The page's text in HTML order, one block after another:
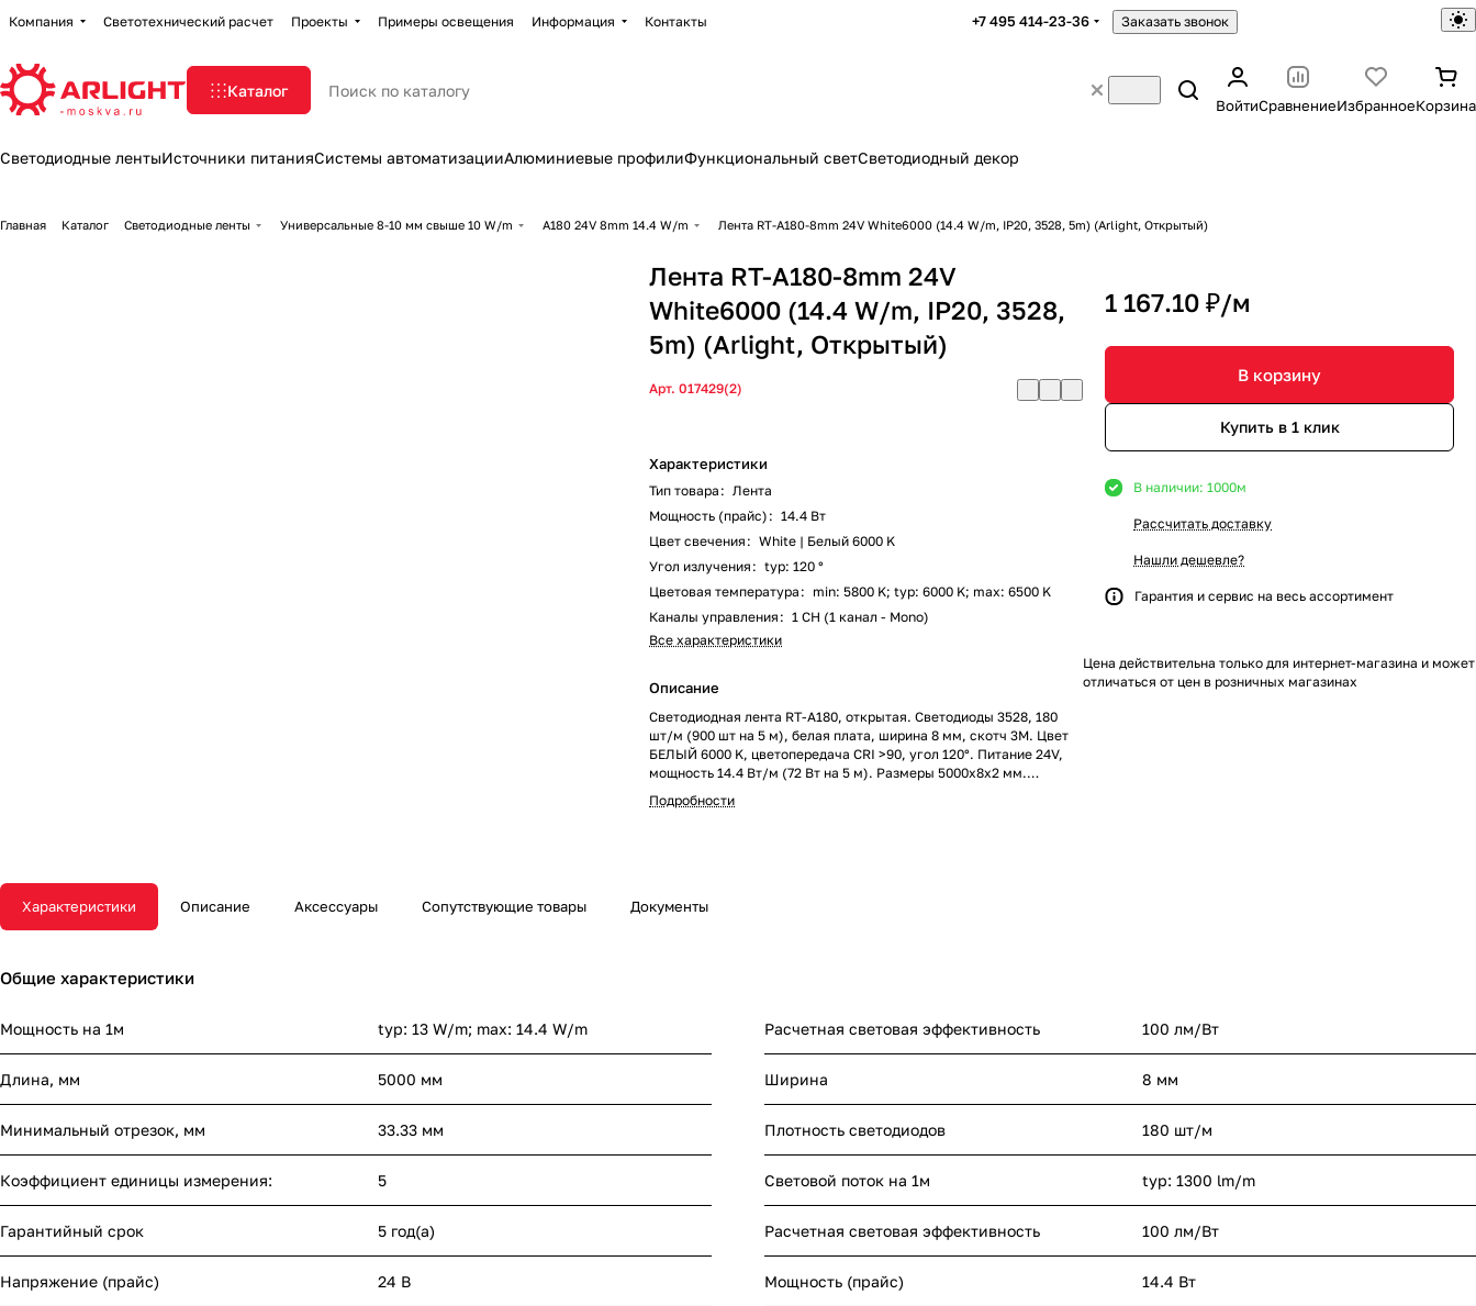
Компания Светотехнический расчет Проекты Примеры освещения Информация Контакты +7 495 414-23-36 Заказать звонок
Каталог
ВойтиСравнениеИзбранноеКорзина
Светодиодные лентыИсточники питанияСистемы автоматизацииАлюминиевые профилиФункциональный светСветодиодный декор
Главная Каталог Светодиодные ленты Универсальные 8-10 мм свыше 10 W/m A180 24V 8mm 14.4 W/m Лента RT-A180-8mm 24V White6000 (14.4 W/m, IP20, 3528, 5m) (Arlight, Открытый)
Лента RT-A180-8mm 24V
White6000 (14.4 W/m, IP20, 3528,
5m) (Arlight, Открытый)
Арт.017429(2)
Характеристики
Тип товара : Лента
Мощность (прайс) : 14.4 Вт
Цвет свечения : White | Белый 6000 K
Угол излучения : typ: 120 °
Цветовая температура : min: 5800 K; typ: 6000 K; max: 6500 K
Каналы управления : 1 CH (1 канал - Mono)
Все характеристики
Описание
Светодиодная лента RT-A180, открытая. Светодиоды 3528, 180
шт/м (900 шт на 5 м), белая плата, ширина 8 мм, скотч 3M. Цвет
БЕЛЫЙ 6000 K, цветопередача CRI >90, угол 120°. Питание 24V,
мощность 14.4 Вт/м (72 Вт на 5 м). Размеры 5000x8x2 мм.
Мин.отрезок 33.33 мм, 6 светодиодов. Цена за 1м. Обязательная
установка на профиль.
Подробности
1 167.10 ₽/м
В корзину
Купить в 1 клик
В наличии: 1000м
Рассчитать доставку
Нашли дешевле?
Гарантия и сервис на весь ассортимент
Цена действительна только для интернет-магазина и может
отличаться от цен в розничных магазинах
Характеристики Описание Аксессуары Сопутствующие товары Документы
Общие характеристики
Мощность на 1м typ: 13 W/m; max: 14.4 W/m Расчетная световая эффективность 100 лм/Вт
Длина, мм 5000 мм Ширина 8 мм
Минимальный отрезок, мм 33.33 мм Плотность светодиодов 180 шт/м
Коэффициент единицы измерения: 5 Световой поток на 1м typ: 1300 lm/m
Гарантийный срок 5 год(а) Расчетная световая эффективность 100 лм/Вт
Напряжение (прайс) 24 В Мощность (прайс) 14.4 Вт